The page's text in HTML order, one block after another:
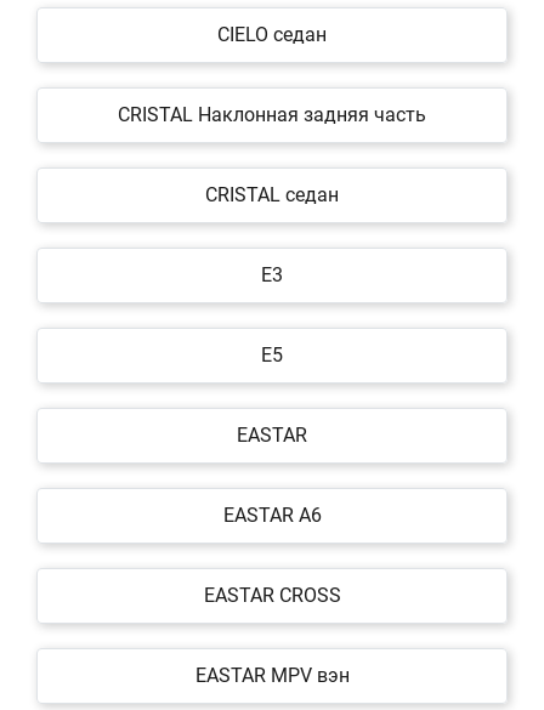
CIELO седан
CRISTAL Наклонная задняя часть
CRISTAL седан
E3
E5
EASTAR
EASTAR A6
EASTAR CROSS
EASTAR MPV вэн